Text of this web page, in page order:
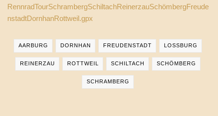
RennradTourSchrambergSchiltachReinerzauSchömbergFreude
nstadtDornhanRottweil.gpx
AARBURG DORNHAN FREUDENSTADT LOSSBURG
REINERZAU ROTTWEIL SCHILTACH SCHÖMBERG
SCHRAMBERG